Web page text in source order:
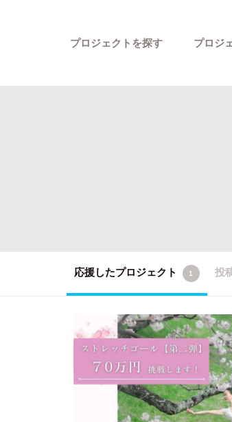
プロジェクトを探す プロジ
応援したプロジェクト 1 投